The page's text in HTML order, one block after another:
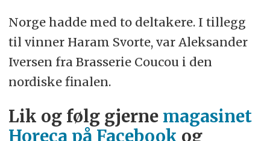
Norge hadde med to deltakere. I tillegg
til vinner Haram Svorte, var Aleksander
Iversen fra Brasserie Coucou i den
nordiske finalen.
Lik og følg gjerne magasinet
Horeca på Facebook og